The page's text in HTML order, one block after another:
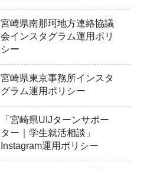
宮崎県南那珂地方連絡協議
会インスタグラム運用ポリ
シー
宮崎県東京事務所インスタ
グラム運用ポリシー
「宮崎県UIJターンサポー
ター｜学生就活相談」
Instagram運用ポリシー